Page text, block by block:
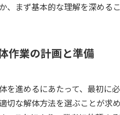
、まず基本的な理解を深めるこ
作業の計画と準備
を進めるにあたって、最初に
切な解体方法を選ぶことが求